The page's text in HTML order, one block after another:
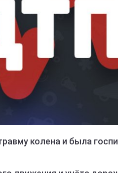
колена и была